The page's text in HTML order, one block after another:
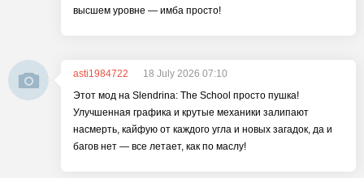
высшем уровне — имба просто!
asti1984722
18 July 2026 07:10
Этот мод на Slendrina: The School просто пушка!
Улучшенная графика и крутые механики залипают
насмерть, кайфую от каждого угла и новых загадок, да и
багов нет — все летает, как по маслу!